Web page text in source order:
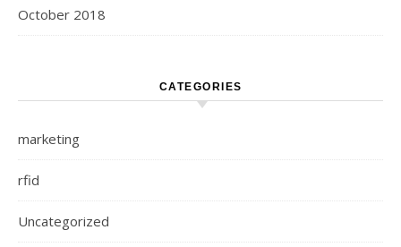
October 2018
CATEGORIES
marketing
rfid
Uncategorized